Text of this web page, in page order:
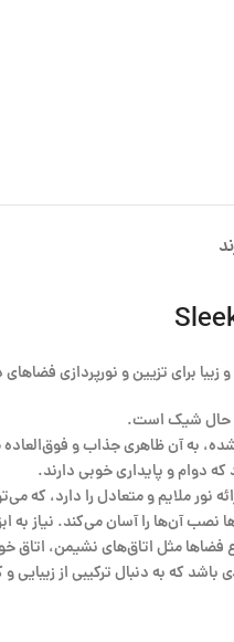
حال شیک است.
به آن ظاهری جذاب و
دوام و پایداری خوبی دارند.
آن‌ها را آسان می‌کند. نیاز به
فضاها مثل اتاق‌های نشیمن، اتاق
که به دنبال ترکیبی از زیبایی